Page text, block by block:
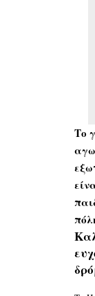
Το